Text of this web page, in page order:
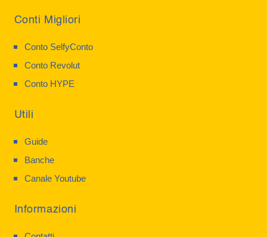
Conti Migliori
Conto SelfyConto
Conto Revolut
Conto HYPE
Utili
Guide
Banche
Canale Youtube
Informazioni